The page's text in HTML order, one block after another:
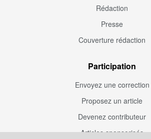
Rédaction
Presse
Couverture rédaction
Participation
Envoyez une correction
Proposez un article
Devenez contributeur
Articles sponsorisés